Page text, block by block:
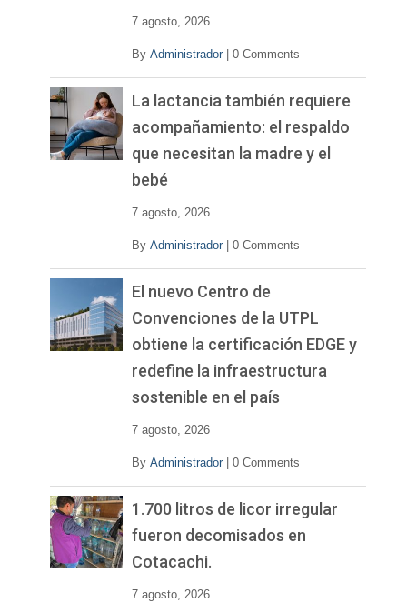
7 agosto, 2026
By Administrador 0 Comments
La lactancia también requiere
acompañamiento: el respaldo
que necesitan la madre y el
bebé
7 agosto, 2026
By Administrador 0 Comments
El nuevo Centro de
Convenciones de la UTPL
obtiene la certificación EDGE y
redefine la infraestructura
sostenible en el país
7 agosto, 2026
By Administrador 0 Comments
1.700 litros de licor irregular
fueron decomisados en
Cotacachi.
7 agosto, 2026